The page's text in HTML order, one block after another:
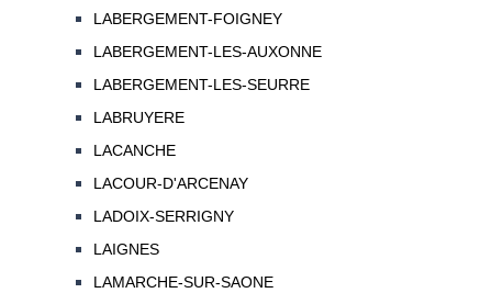
LABERGEMENT-FOIGNEY
LABERGEMENT-LES-AUXONNE
LABERGEMENT-LES-SEURRE
LABRUYERE
LACANCHE
LACOUR-D'ARCENAY
LADOIX-SERRIGNY
LAIGNES
LAMARCHE-SUR-SAONE